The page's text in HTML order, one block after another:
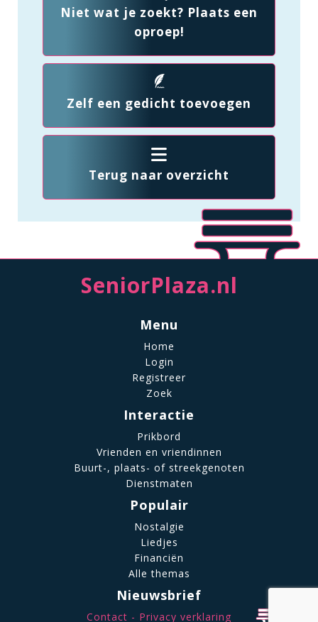
Niet wat je zoekt? Plaats een
oproep!
Zelf een gedicht toevoegen
Terug naar overzicht
SeniorPlaza.nl
Menu
Home
Login
Registreer
Zoek
Interactie
Prikbord
Vrienden en vriendinnen
Buurt-, plaats- of streekgenoten
Dienstmaten
Populair
Nostalgie
Liedjes
Financiën
Alle themas
Nieuwsbrief
Contact Privacy verklaring